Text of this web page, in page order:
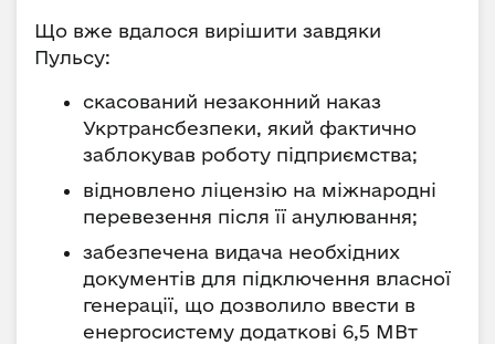
Що вже вдалося вирішити завдяки
Пульсу:
скасований незаконний наказ
Укртрансбезпеки, який фактично
заблокував роботу підприємства;
відновлено ліцензію на міжнародні
перевезення після її анулювання;
забезпечена видача необхідних
документів для підключення власної
генерації, що дозволило ввести в
енергосистему додаткові 6,5 МВт